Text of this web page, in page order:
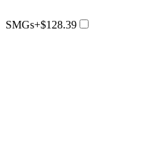
SMGs+$128.39